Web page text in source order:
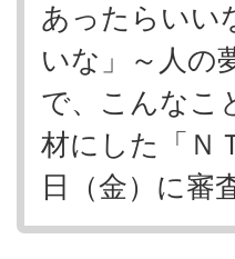
あったらいい
いな」～人の
で、こんなこ
材にした「Ｎ
日（金）に審